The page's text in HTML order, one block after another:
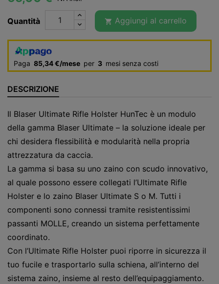
Quantità  Aggiungi al carrello
Paga 85,34 €/mese per 3 mesi senza costi
DESCRIZIONE
Il Blaser Ultimate Rifle Holster HunTec è un modulo
della gamma Blaser Ultimate – la soluzione ideale per
chi desidera flessibilità e modularità nella propria
attrezzatura da caccia.
La gamma si basa su uno zaino con scudo innovativo,
al quale possono essere collegati l’Ultimate Rifle
Holster e lo zaino Blaser Ultimate S o M. Tutti i
componenti sono connessi tramite resistentissimi
passanti MOLLE, creando un sistema perfettamente
coordinato.
Con l’Ultimate Rifle Holster puoi riporre in sicurezza il
tuo fucile e trasportarlo sulla schiena, all’interno del
sistema zaino, insieme al resto dell’equipaggiamento.